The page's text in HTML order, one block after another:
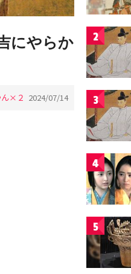
にやらか
ん×２ 2024/07/14
2
3
4
5